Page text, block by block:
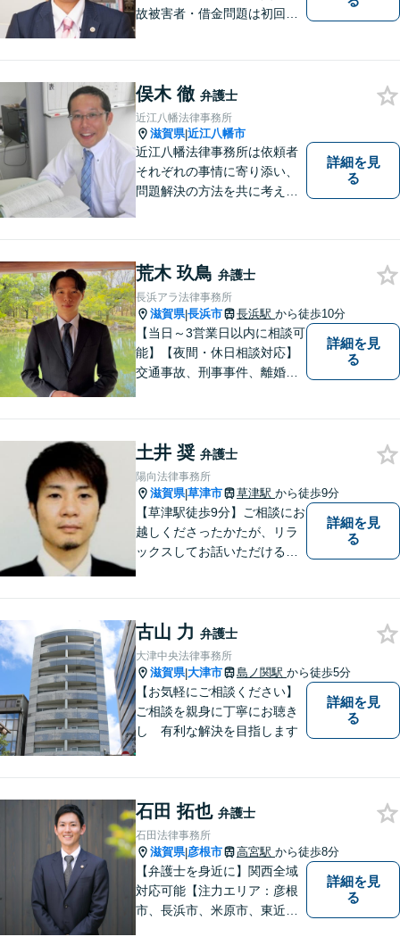
故被害者・借金問題は初回相
俣木 徹 弁護士
近江八幡法律事務所
滋賀県|近江八幡市
近江八幡法律事務所は依頼者
それぞれの事情に寄り添い、
問題解決の方法を共に考える
ください。
詳細を見
る
荒木 玖鳥 弁護士
長浜アラ法律事務所
滋賀県|長浜市 長浜駅 から徒歩10分
【当日～3営業日以内に相談可
能】【夜間・休日相談対応】
交通事故、刑事事件、離婚・
詳細を見
る
土井 奨 弁護士
陽向法律事務所
滋賀県|草津市 草津駅 から徒歩9分
【草津駅徒歩9分】ご相談にお
越しくださったかたが、リラ
ックスしてお話いただけるよ
です。 ご相談を躊躇われてい
る方もお気軽に、ご相談にい
らしてください。
詳細を見
る
古山 力 弁護士
大津中央法律事務所
滋賀県|大津市 島ノ関駅 から徒歩5分
【お気軽にご相談ください】
ご相談を親身に丁寧にお聴き
し 有利な解決を目指します
詳細を見
る
石田 拓也 弁護士
石田法律事務所
滋賀県|彦根市 高宮駅 から徒歩8分
【弁護士を身近に】関西全域
対応可能【注力エリア：彦根
市、長浜市、米原市、東近江
詳細を見
る